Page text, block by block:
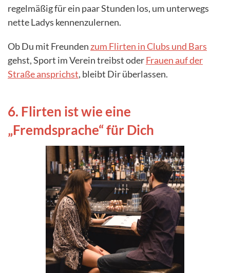
regelmäßig für ein paar Stunden los, um unterwegs
nette Ladys kennenzulernen.
Ob Du mit Freunden zum Flirten in Clubs und Bars
gehst, Sport im Verein treibst oderFrauen auf der
Straße ansprichst, bleibt Dir überlassen.
6. Flirten ist wie eine
„Fremdsprache“ für Dich